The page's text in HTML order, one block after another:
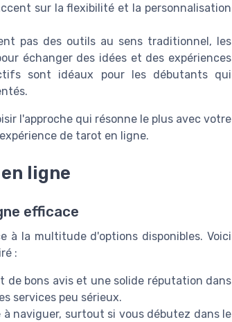
sur la flexibilité et la personnalisation
pas des outils au sens traditionnel, les
échanger des idées et des expériences
sont idéaux pour les débutants qui
l'approche qui résonne le plus avec votre
de tarot en ligne.
ligne
efficace
à la multitude d'options disponibles. Voici
:
bons avis et une solide réputation dans
services peu sérieux.
naviguer, surtout si vous débutez dans le